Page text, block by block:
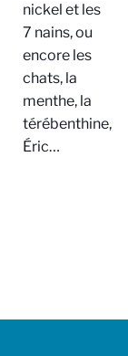
nickel et les
7 nains, ou
encore les
chats, la
menthe, la
térébenthine,
Éric…